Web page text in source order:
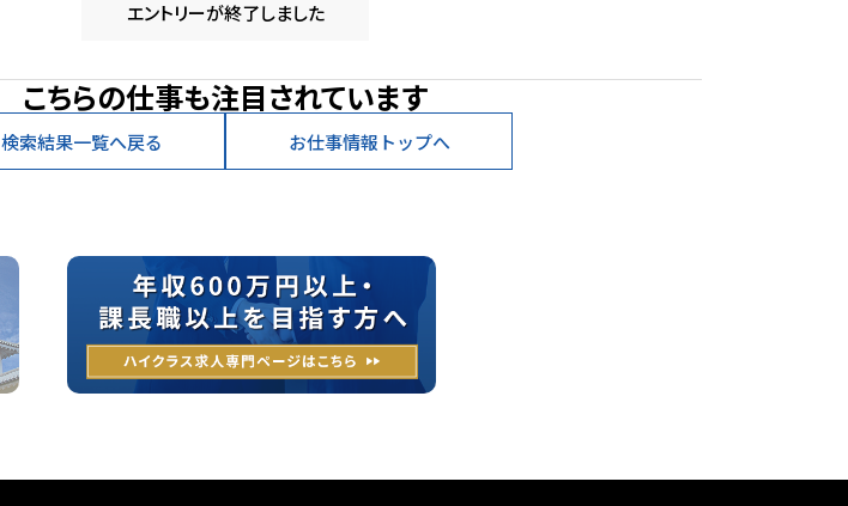
エントリーが終了しました
こちらの仕事も注目されています
検索結果一覧へ戻る お仕事情報トップへ